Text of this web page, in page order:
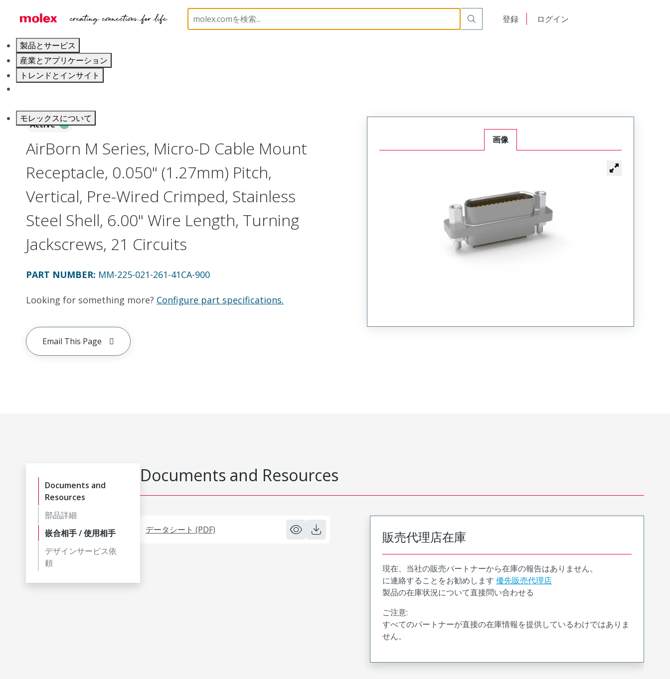
登録 ログイン
製品とサービス
産業とアプリケーション
トレンドとインサイト
モレックスについて
Micro-D, Metal, Cable Mount Receptacle MM-225-021-261-41CA-900
Active
AirBorn M Series, Micro-D Cable Mount
Receptacle, 0.050" (1.27mm) Pitch,
Vertical, Pre-Wired Crimped, Stainless
Steel Shell, 6.00" Wire Length, Turning
Jackscrews, 21 Circuits
PART NUMBER: MM-225-021-261-41CA-900
Looking for something more? Configure part specifications.
Email This Page
画像
Documents and
Resources
部品詳細
嵌合相手 / 使用相手
デザインサービス依
頼
Documents and Resources
データシート (PDF) 販売代理店在庫
現在、当社の販売パートナーから在庫の報告はありません。
に連絡することをお勧めします 優先販売代理店
製品の在庫状況について直接問い合わせる
ご注意:
すべてのパートナーが直接の在庫情報を提供しているわけではありま
せん。